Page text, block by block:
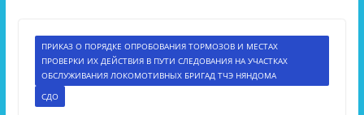
ПРИКАЗ О ПОРЯДКЕ ОПРОБОВАНИЯ ТОРМОЗОВ И МЕСТАХ
ПРОВЕРКИ ИХ ДЕЙСТВИЯ В ПУТИ СЛЕДОВАНИЯ НА УЧАСТКАХ
ОБСЛУЖИВАНИЯ ЛОКОМОТИВНЫХ БРИГАД ТЧЭ НЯНДОМА
СДО